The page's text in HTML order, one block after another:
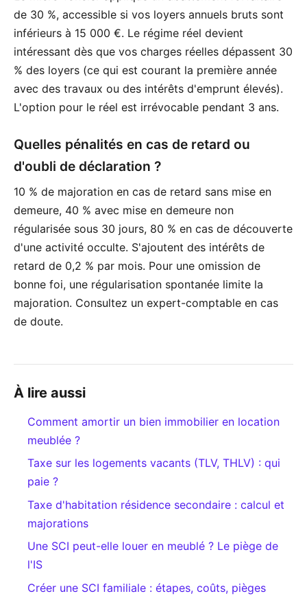
de 30 %, accessible si vos loyers annuels bruts sont
inférieurs à 15 000 €. Le régime réel devient
intéressant dès que vos charges réelles dépassent 30
% des loyers (ce qui est courant la première année
avec des travaux ou des intérêts d'emprunt élevés).
L'option pour le réel est irrévocable pendant 3 ans.
Quelles pénalités en cas de retard ou
d'oubli de déclaration ?
10 % de majoration en cas de retard sans mise en
demeure, 40 % avec mise en demeure non
régularisée sous 30 jours, 80 % en cas de découverte
d'une activité occulte. S'ajoutent des intérêts de
retard de 0,2 % par mois. Pour une omission de
bonne foi, une régularisation spontanée limite la
majoration. Consultez un expert-comptable en cas
de doute.
À lire aussi
Comment amortir un bien immobilier en location
meublée ?
Taxe sur les logements vacants (TLV, THLV) : qui
paie ?
Taxe d'habitation résidence secondaire : calcul et
majorations
Une SCI peut-elle louer en meublé ? Le piège de
l'IS
Créer une SCI familiale : étapes, coûts, pièges